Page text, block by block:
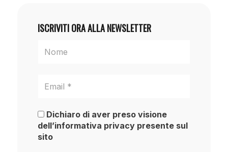
ISCRIVITI ORA ALLA NEWSLETTER
Dichiaro di aver preso visione
dell’informativa privacy presente sul
sito